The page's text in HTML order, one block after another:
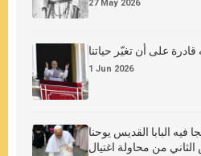
27 May 2026
قادرة على أن تغيّر حياتنا
1 Jun 2026
فيه البابا القديس يوحنا
من محاولة اغتيال